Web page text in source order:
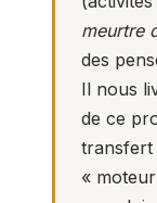
meurtre
des
Il nous
de ce
transfert
«